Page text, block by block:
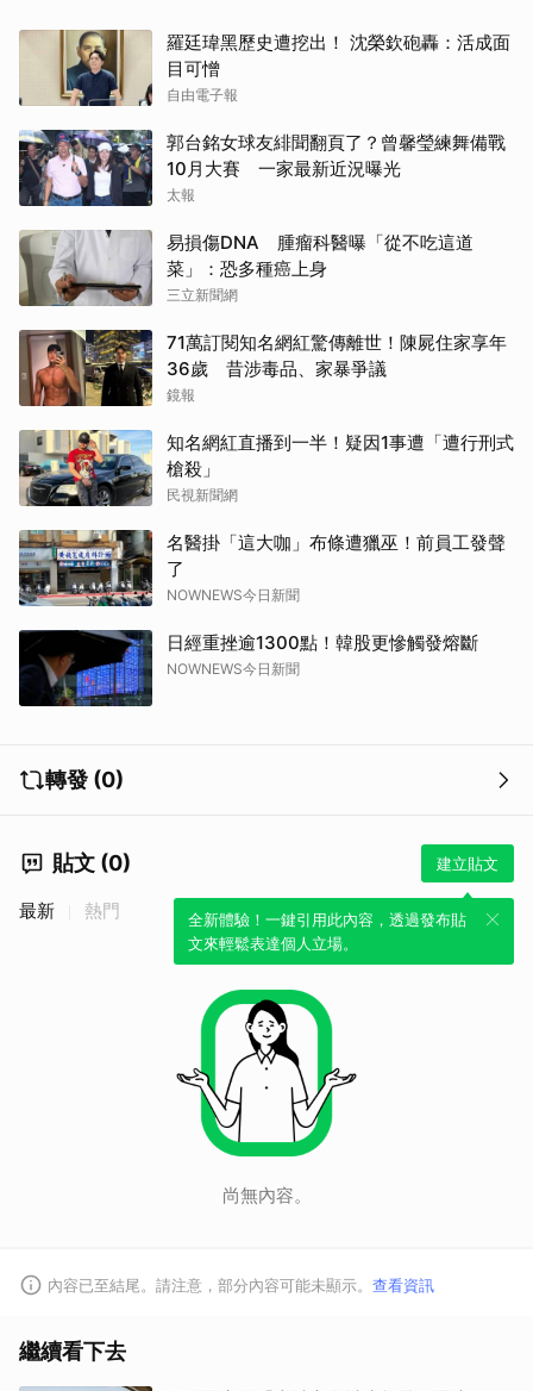
羅廷瑋黑歷史遭挖出！ 沈榮欽砲轟：活成面
目可憎
自由電子報
郭台銘女球友緋聞翻頁了？曾馨瑩練舞備戰
10月大賽 一家最新近況曝光
太報
易損傷DNA 腫瘤科醫曝「從不吃這道
菜」：恐多種癌上身
三立新聞網
71萬訂閱知名網紅驚傳離世！陳屍住家享年
36歲 昔涉毒品、家暴爭議
鏡報
知名網紅直播到一半！疑因1事遭「遭行刑式
槍殺」
民視新聞網
名醫掛「這大咖」布條遭獵巫！前員工發聲
了
NOWNEWS今日新聞
日經重挫逾1300點！韓股更慘觸發熔斷
NOWNEWS今日新聞
轉發 (0)
貼文 (0) 建立貼文
全新體驗！一鍵引用此內容，透過發布貼
文來輕鬆表達個人立場。
最新 熱門
尚無內容。
內容已至結尾。請注意，部分內容可能未顯示。 查看資訊
繼續看下去